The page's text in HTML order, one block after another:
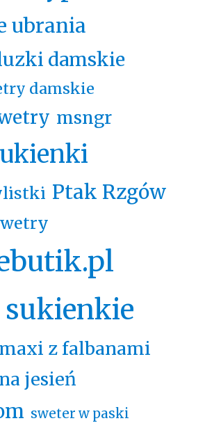
ubrania
damskie
damskie
msngr
Ptak Rzgów
sukienkie
z falbanami
jesień
sweter w paski